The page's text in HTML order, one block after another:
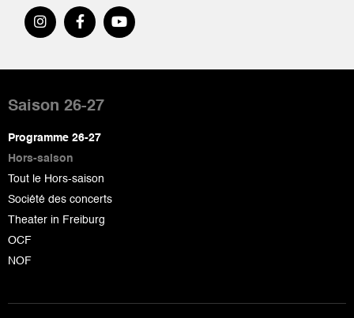
de
page
Saison 26-27
Programme 26-27
Hors-saison
Tout le Hors-saison
Société des concerts
Theater in Freiburg
OCF
NOF